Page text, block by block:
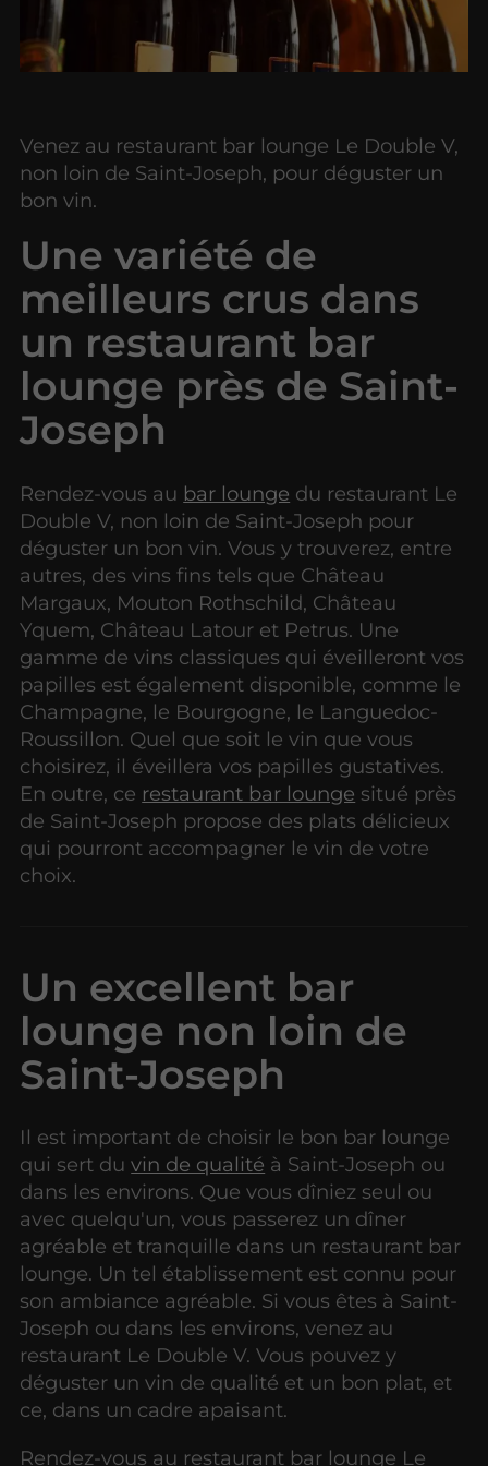
Venez au restaurant bar lounge Le Double V,
non loin de Saint-Joseph, pour déguster un
bon vin.
Une variété de
meilleurs crus dans
un restaurant bar
lounge près de Saint-
Joseph
Rendez-vous au bar lounge du restaurant Le
Double V, non loin de Saint-Joseph pour
déguster un bon vin. Vous y trouverez, entre
autres, des vins fins tels que Château
Margaux, Mouton Rothschild, Château
Yquem, Château Latour et Petrus. Une
gamme de vins classiques qui éveilleront vos
papilles est également disponible, comme le
Champagne, le Bourgogne, le Languedoc-
Roussillon. Quel que soit le vin que vous
choisirez, il éveillera vos papilles gustatives.
En outre, ce restaurant bar lounge situé près
de Saint-Joseph propose des plats délicieux
qui pourront accompagner le vin de votre
choix.
Un excellent bar
lounge non loin de
Saint-Joseph
Il est important de choisir le bon bar lounge
qui sert duvin de qualité à Saint-Joseph ou
dans les environs. Que vous dîniez seul ou
avec quelqu'un, vous passerez un dîner
agréable et tranquille dans un restaurant bar
lounge. Un tel établissement est connu pour
son ambiance agréable. Si vous êtes à Saint-
Joseph ou dans les environs, venez au
restaurant Le Double V. Vous pouvez y
déguster un vin de qualité et un bon plat, et
ce, dans un cadre apaisant.
Rendez-vous au restaurant bar lounge Le